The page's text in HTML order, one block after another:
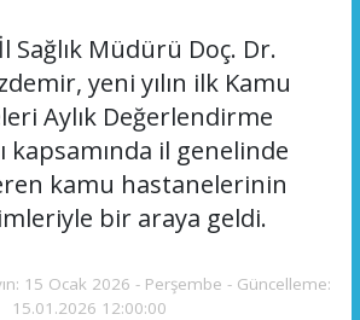
Sağlık Müdürü Doç. Dr.
yeni yılın ilk Kamu
Aylık Değerlendirme
kapsamında il genelinde
kamu hastanelerinin
bir araya geldi.
15 Ocak 2026 - Perşembe - Güncelleme:
15.01.2026 12:00:00